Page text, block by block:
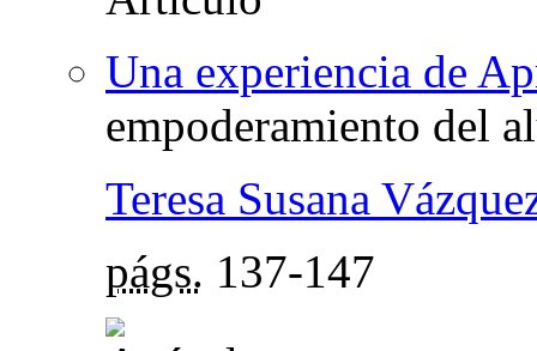
Una experiencia de
empoderamiento del
Teresa Susana
págs. 137-147